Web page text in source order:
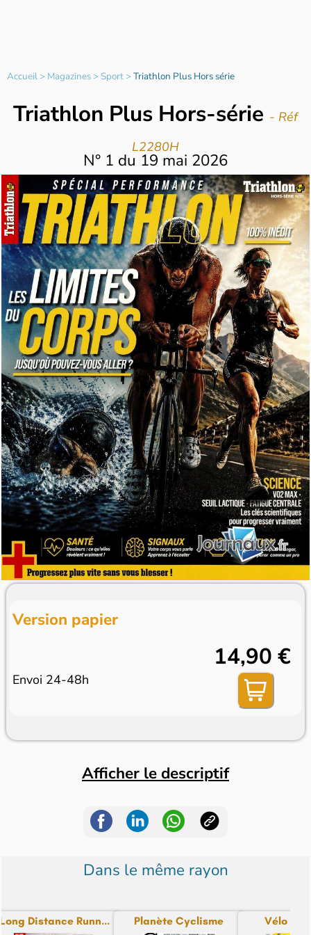
Accueil> Magazines> Sport>Triathlon Plus Hors série
Triathlon Plus Hors-série - Réf
L2280H
N° 1 du 19 mai 2026
Version papier
Envoi 24-48h
14,90 €
Afficher le descriptif
Dans le même rayon
Long Distance Runn... Planète Cyclisme Vélo